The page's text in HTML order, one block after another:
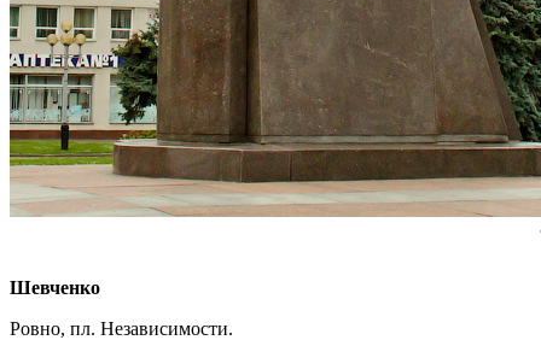
Шевченко
Ровно, пл. Независимости.